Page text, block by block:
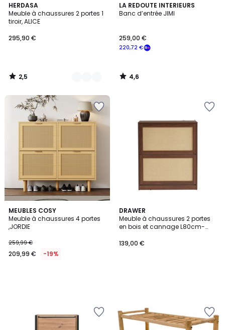
HERDASA
Meuble à chaussures 2 portes 1
tiroir, ALICE
295,90 €
2,5
/ 5
5
Couleurs
2,5
/
LA REDOUTE INTERIEURS
Banc d’entrée JIMI
220,72 €
259,00 €
4,6
/ 5
4,6
/
MEUBLES COSY
Meuble à chaussures 4 portes
,JORDIE
259,99 €
209,99 € -19%
DRAWER
Meuble à chaussures 2 portes
en bois et cannage L80cm-
139,00 €